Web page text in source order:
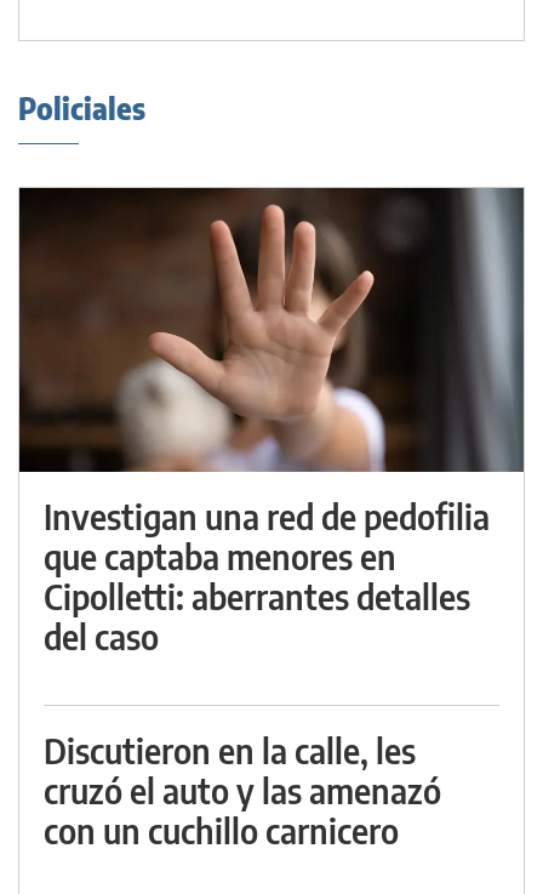
Policiales
Investigan una red de pedofilia
que captaba menores en
Cipolletti: aberrantes detalles
del caso
Discutieron en la calle, les
cruzó el auto y las amenazó
con un cuchillo carnicero